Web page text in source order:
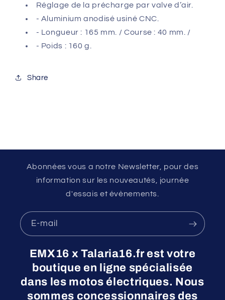
Réglage de la précharge par valve d’air.
- Aluminium anodisé usiné CNC.
- Longueur : 165 mm. / Course : 40 mm. /
- Poids : 160 g.
Share
Abonnées vous a notre Newsletter, pour des
information sur les nouveautés, journée
d'essais et évènements.
E-mail
EMX16 x Talaria16.fr est votre
boutique en ligne spécialisée
dans les motos électriques. Nous
sommes concessionnaires des